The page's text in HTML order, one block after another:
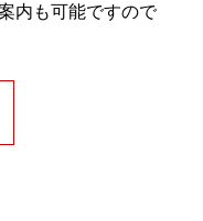
内も可能ですので